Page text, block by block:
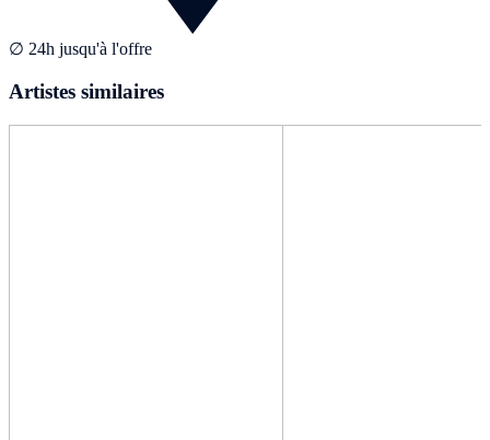
∅ 24h jusqu'à l'offre
Artistes similaires